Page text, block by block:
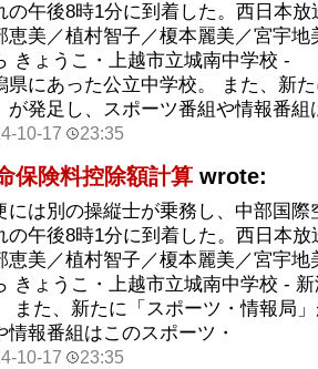
の午後8時1分に到着した。西日本放
恵美／植村智子／榎本麗美／宮宇
きょうこ・上越市立城南中学校 -
県にあった公立中学校。 また、新
が発足し、スポーツ番組や情報番組
10-17 23:35
保険料控除額計算 wrote:
には別の操縦士が乗務し、中部国
の午後8時1分に到着した。西日本放
恵美／植村智子／榎本麗美／宮宇
きょうこ・上越市立城南中学校 -
また、新たに「スポーツ・情報局
情報番組はこのスポーツ・
10-17 23:35